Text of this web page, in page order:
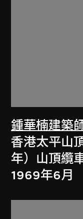
鍾華楠建築
香港太平山
年）山頂纜
1969年6月